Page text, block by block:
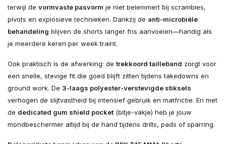
terwijl de vormvaste pasvorm je niet belemmert bij scrambles,
pivots en explosieve technieken. Dankzij de anti-microbiële
behandeling blijven de shorts langer fris aanvoelen—handig als
je meerdere keren per week traint.
Ook praktisch is de afwerking: de trekkoord tailleband zorgt voor
een snelle, stevige fit die goed blijft zitten tijdens takedowns en
ground work. De 3-laags polyester-verstevigde stiksels
verhogen de slijtvastheid bij intensief gebruik en matfrictie. En met
de dedicated gum shield pocket(bitje-vakje) heb je jouw
mondbeschermer altijd bij de hand tijdens drills, pads of sparring.